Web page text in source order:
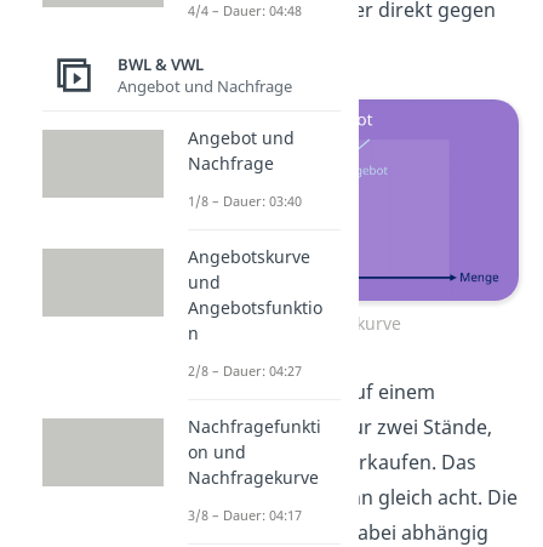
Güter gegen Geld oder direkt gegen
Angebotskurve
Stell dir vor, du bist auf einem
Fischmarkt. Es gibt nur zwei Stände,
die jeweils 4 Fische verkaufen. Das
Marktangebot ist dann gleich acht. Die
Angebotsmenge ist dabei abhängig
4/4 – Dauer: 04:48
BWL & VWL
Angebot und Nachfrage
Angebot und
Nachfrage
1/8 – Dauer: 03:40
Angebotskurve
und
Angebotsfunktio
n
2/8 – Dauer: 04:27
Nachfragefunkti
on und
Nachfragekurve
3/8 – Dauer: 04:17